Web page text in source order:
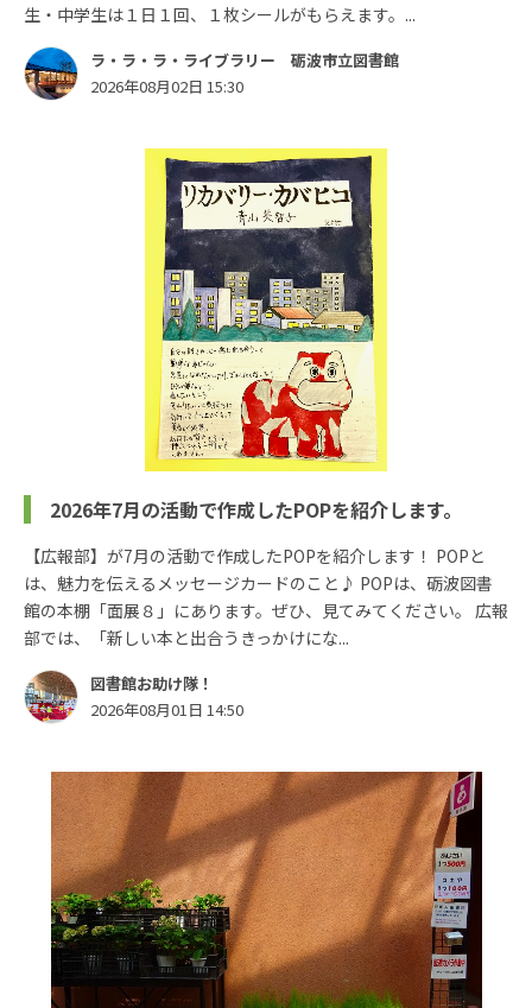
生・中学生は１日１回、１枚シールがもらえます。...
ラ・ラ・ラ・ライブラリー 砺波市立図書館
2026年08月02日 15:30
2026年7月の活動で作成したPOPを紹介します。
【広報部】が7月の活動で作成したPOPを紹介します！ POPと
は、魅力を伝えるメッセージカードのこと♪ POPは、砺波図書
館の本棚「面展８」にあります。ぜひ、見てみてください。 広報
部では、「新しい本と出合うきっかけにな...
図書館お助け隊！
2026年08月01日 14:50